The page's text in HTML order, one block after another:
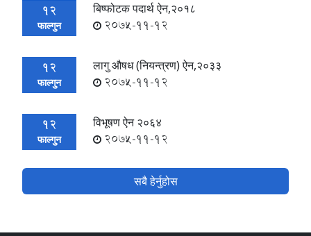
12
फाल्गुन
बिष्फोटक पदार्थ ऐन,२०१८
2075-11-12
12
फाल्गुन
लागु औषध (नियन्त्रण) ऐन,२०३३
2075-11-12
12
फाल्गुन
विभूषण ऐन २०६४
2075-11-12
सबै हेर्नुहोस